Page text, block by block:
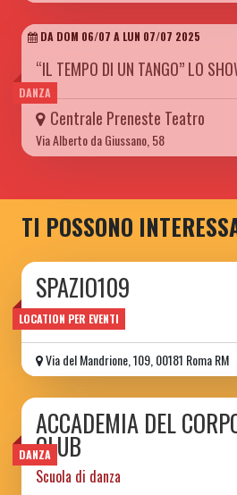
DANZA
DA DOM 06/07 A LUN 07/07 2025
“IL TEMPO DI UN TANGO” LO
Centrale Preneste Teatro
Via Alberto da Giussano, 58
TI POSSONO
LOCATION PER EVENTI
SPAZIO109
Spazio109
Via del Mandrione, 109, 00181 Roma RM
DANZA
ACCADEMIA DEL
CLUB
Scuola di danza